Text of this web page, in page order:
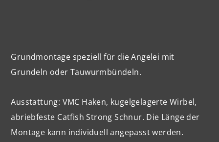
Grundmontage speziell für die Angelei mit
Grundeln oder Tauwurmbündeln.
Ausstattung: VMC Haken, kugelgelagerte Wirbel,
abriebfeste Catfish Strong Schnur. Die Länge der
Montage kann individuell angepasst werden.